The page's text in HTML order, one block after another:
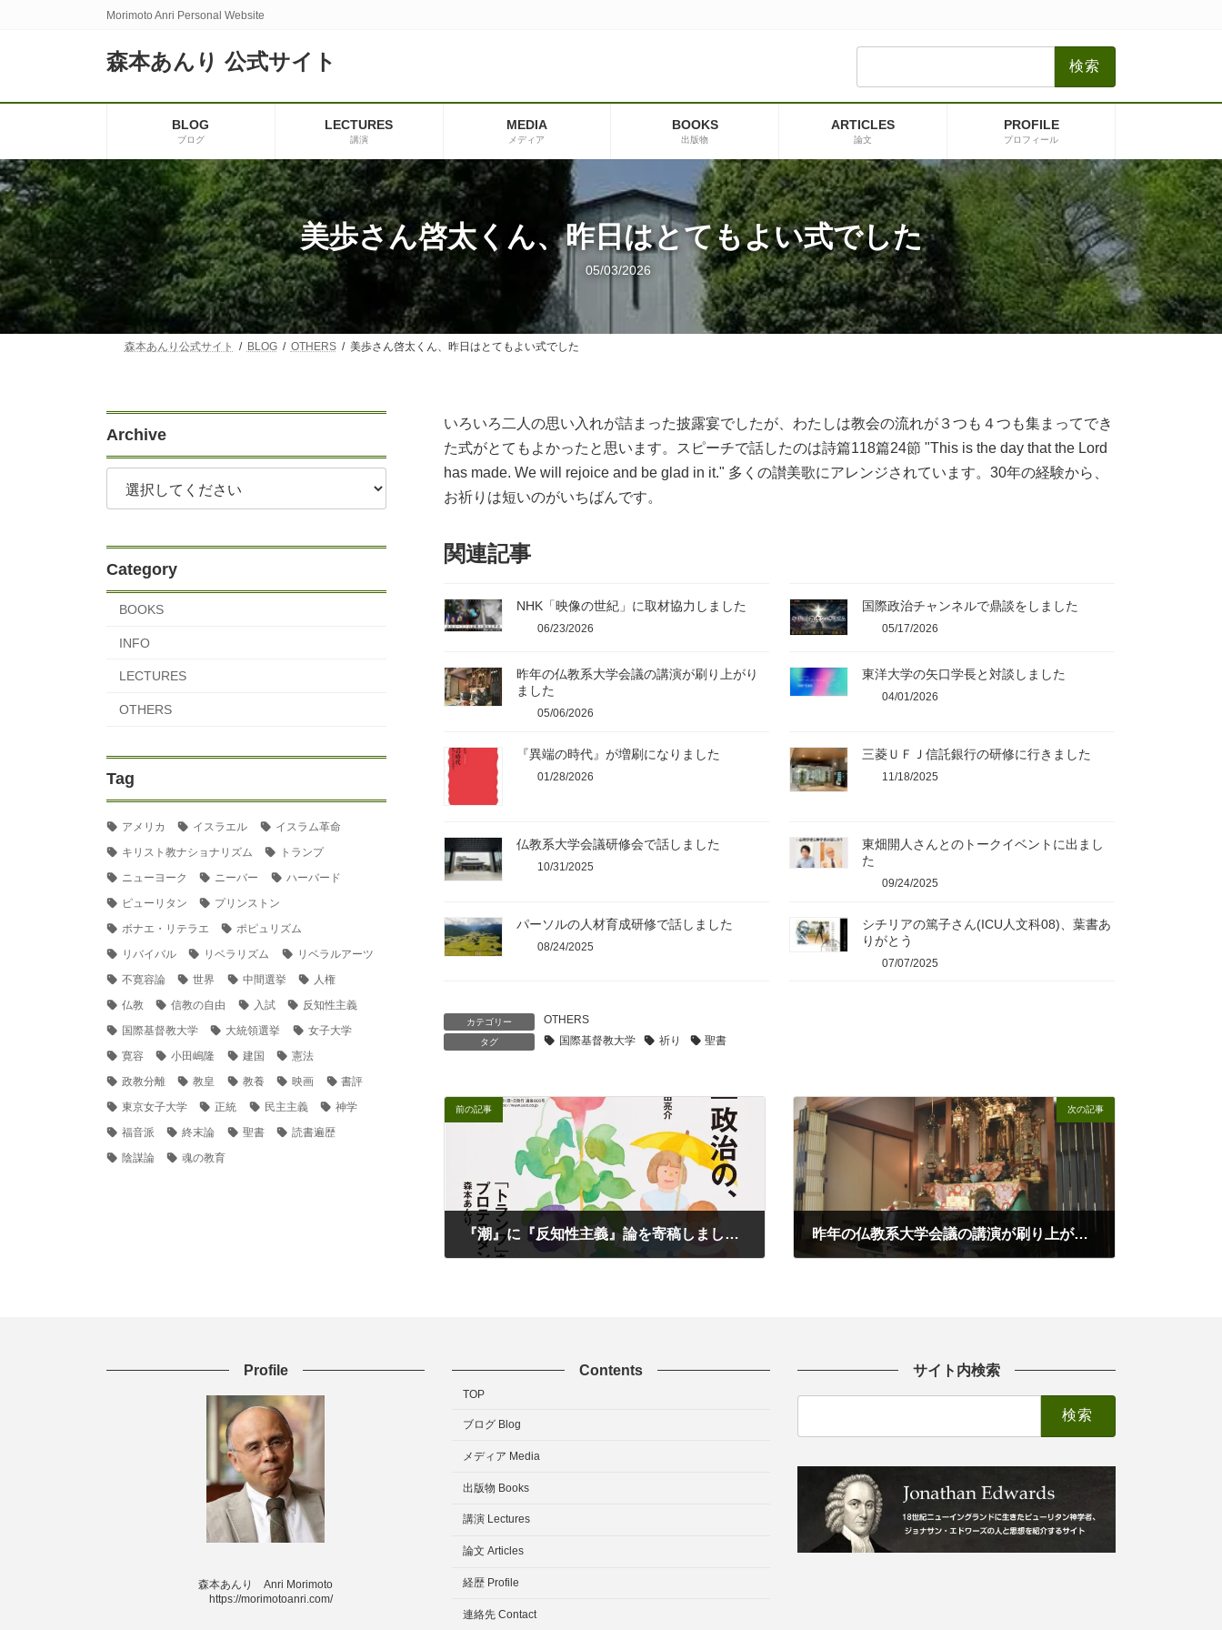
へ
ッ
プ
ョ
移
動
Morimoto Anri Personal Website
森本あんり 公式サイト
BLOG
ブログ
LECTURES
講演
MEDIA
メディア
BOOKS
出版物
ARTICLES
論文
PROFILE
プロフィール
美歩さん啓太くん、昨日はとてもよい式でした
05/03/2026
森本あんり公式サイト BLOG OTHERS 美歩さん啓太くん、昨日はとてもよい式でした
いろいろ二人の思い入れが詰まった披露宴でしたが、わたしは教会の流れが３つも４つも集まってでき
た式がとてもよかったと思います。スピーチで話したのは詩篇118篇24節 "This is the day that the Lord
has made. We will rejoice and be glad in it." 多くの讃美歌にアレンジされています。30年の経験から、
お祈りは短いのがいちばんです。
関連記事
NHK「映像の世紀」に取材協力しました
06/23/2026
国際政治チャンネルで鼎談をしました
05/17/2026
昨年の仏教系大学会議の講演が刷り上がり
ました
05/06/2026
東洋大学の矢口学長と対談しました
04/01/2026
『異端の時代』が増刷になりました
01/28/2026
三菱ＵＦＪ信託銀行の研修に行きました
11/18/2025
仏教系大学会議研修会で話しました
10/31/2025
東畑開人さんとのトークイベントに出まし
た
09/24/2025
パーソルの人材育成研修で話しました
08/24/2025
シチリアの篤子さん(ICU人文科08)、葉書あ
りがとう
07/07/2025
カテゴリー OTHERS
タグ 国際基督教大学 祈り 聖書
前の記事
『潮』に『反知性主義』論を寄稿しました（追記あり）
次の記事
昨年の仏教系大学会議の講演が刷り上がりました
Archive
Category
BOOKS
INFO
LECTURES
OTHERS
Tag
アメリカ イスラエル
イスラム革命
キリスト教ナショナリズム
トランプ
ニューヨーク
ニーバー
ハーバード
ピューリタン
プリンストン
ボナエ・リテラエ
ポピュリズム
リバイバル
リベラリズム
リベラルアーツ
不寛容論
世界 中間選挙
人権
仏教
信教の自由 入試
反知性主義
国際基督教大学
大統領選挙
女子大学
寛容
小田嶋隆 建国
憲法
政教分離
教皇 教養 映画
書評
東京女子大学
正統 民主主義
神学
福音派
終末論 聖書
読書遍歴
陰謀論
魂の教育
Profile
森本あんり Anri Morimoto
https://morimotoanri.com/
Contents
TOP
ブログ Blog
メディア Media
出版物 Books
講演 Lectures
論文 Articles
経歴 Profile
連絡先 Contact
サイト内検索